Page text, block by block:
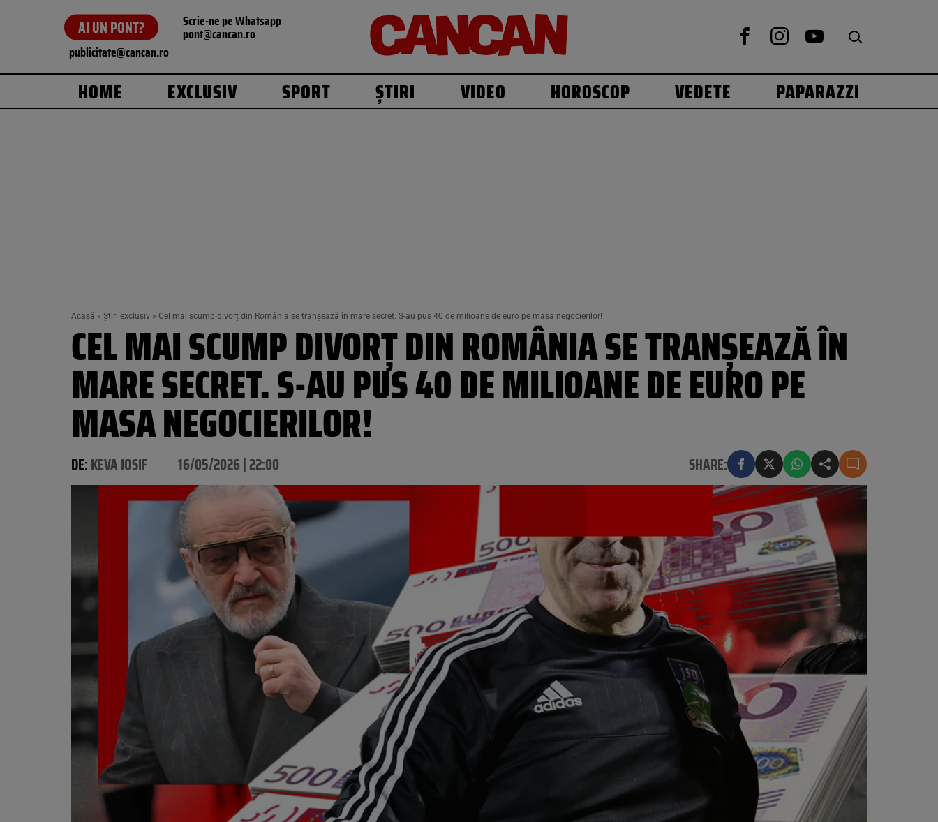
AI UN PONT? Scrie-ne pe Whatsapp
pont@cancan.ro
publicitate@cancan.ro
HOME EXCLUSIV SPORT ȘTIRI VIDEO HOROSCOP VEDETE PAPARAZZI
Acasă » Știri exclusiv » Cel mai scump divorț din România se tranșează în mare secret. S-au pus 40 de milioane de euro pe masa negocierilor!
CEL MAI SCUMP DIVORȚ DIN ROMÂNIA SE TRANȘEAZĂ ÎN
MARE SECRET. S-AU PUS 40 DE MILIOANE DE EURO PE
MASA NEGOCIERILOR!
DE:KEVA IOSIF 16/05/2026 | 22:00 SHARE: